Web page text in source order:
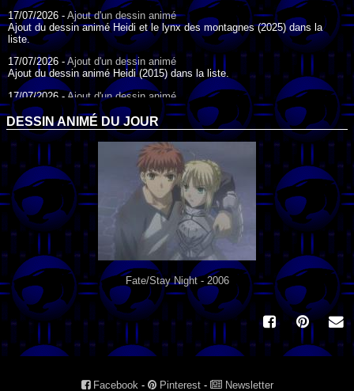
17/07/2026 - Ajout d'un dessin animé
Ajout du dessin animé Heidi et le lynx des montagnes (2025) dans la
liste.
17/07/2026 - Ajout d'un dessin animé
Ajout du dessin animé Heidi (2015) dans la liste.
17/07/2026 - Ajout d'un dessin animé
Ajout du dessin animé Heidi (1995) dans la liste.
09/07/2026 -Ajout d'un dessin animé
Ajout du dessin animé Genki l'Aventurier de la Chance (2006) dans la
04/07/2026 -Ajout d'un dessin animé
Ajout du dessin animé Vilain Petit Canard (2000) dans la liste.
04/07/2026 - Ajout d'un dessin animé
Ajout du dessin animé Le Noël du vilain petit canard (2003) dans la liste.
DESSIN ANIMÉ DU JOUR
Fate/Stay Night - 2006
Facebook - Pinterest- Newsletter